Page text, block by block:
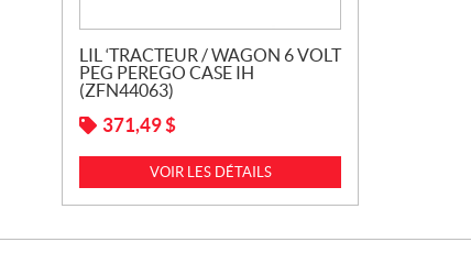
LIL ‘TRACTEUR / WAGON 6 VOLT
PEG PEREGO CASE IH
(ZFN44063)
371,49$
VOIR LES DÉTAILS